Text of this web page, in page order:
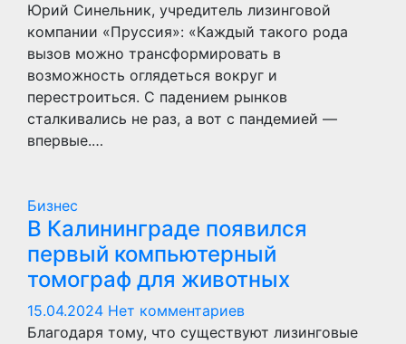
Юрий Синельник, учредитель лизинговой
компании «Пруссия»: «Каждый такого рода
вызов можно трансформировать в
возможность оглядеться вокруг и
перестроиться. С падением рынков
сталкивались не раз, а вот с пандемией —
впервые.…
Бизнес
В Калининграде появился
первый компьютерный
томограф для животных
15.04.2024 Нет комментариев
Благодаря тому, что существуют лизинговые